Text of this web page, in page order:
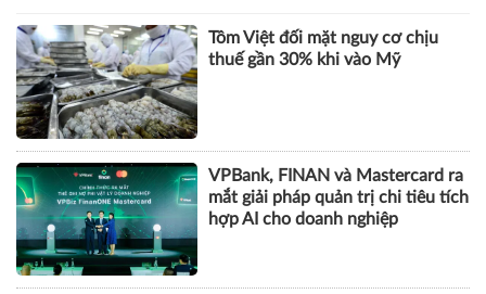
Tôm Việt đối mặt nguy cơ chịu
thuế gần 30% khi vào Mỹ
VPBank, FINAN và Mastercard ra
mắt giải pháp quản trị chi tiêu tích
hợp AI cho doanh nghiệp